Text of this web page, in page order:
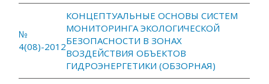
№
4(08)-2012
КОНЦЕПТУАЛЬНЫЕ ОСНОВЫ СИСТЕМ
МОНИТОРИНГА ЭКОЛОГИЧЕСКОЙ
БЕЗОПАСНОСТИ В ЗОНАХ
ВОЗДЕЙСТВИЯ ОБЪЕКТОВ
ГИДРОЭНЕРГЕТИКИ (ОБЗОРНАЯ)